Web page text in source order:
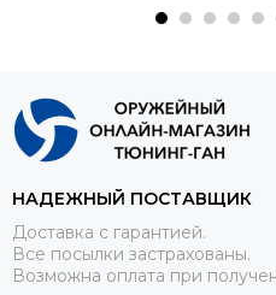
НАДЕЖНЫЙ ПОСТАВЩИК
Доставка с гарантией.
Все посылки застрахованы.
Возможна оплата при